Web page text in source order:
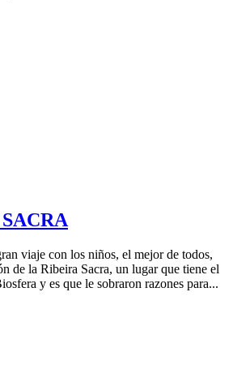
viaje con los niños, el mejor de todos,
de la Ribeira Sacra, un lugar que tiene el
y es que le sobraron razones para...